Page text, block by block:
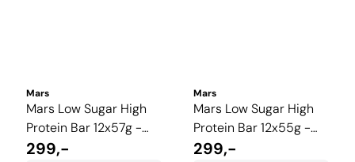
Mars
Mars Low Sugar High
Protein Bar 12x57g -
Salted Caramel
299,-
Mars
Mars Low Sugar High
Protein Bar 12x55g -
Raspberry Smash
299,-